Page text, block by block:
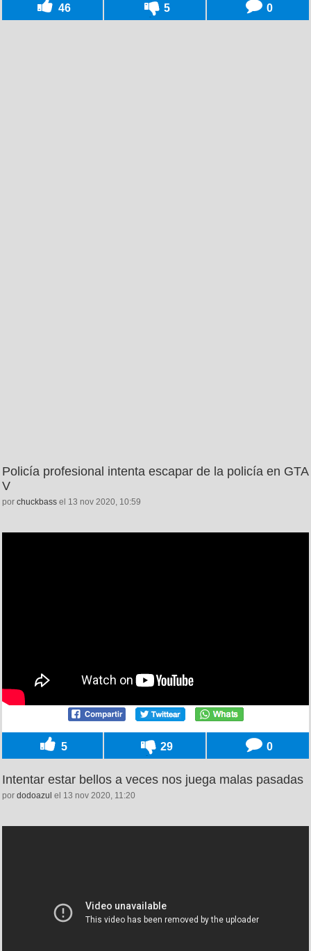
46 5 0
Policía profesional intenta escapar de la policía en GTA
V
por chuckbass el 13 nov 2020, 10:59
5 29 0
Intentar estar bellos a veces nos juega malas pasadas
por dodoazul el 13 nov 2020, 11:20